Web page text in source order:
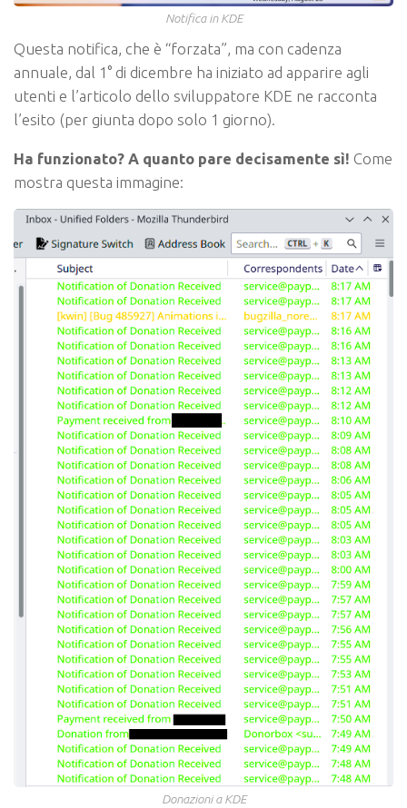
Notifica in KDE
Questa notifica, che è “forzata”, ma con cadenza
annuale, dal 1° di dicembre ha iniziato ad apparire agli
utenti e l’articolo dello sviluppatore KDE ne racconta
l’esito (per giunta dopo solo 1 giorno).
Ha funzionato? A quanto pare decisamente sì! Come
mostra questa immagine:
Donazioni a KDE